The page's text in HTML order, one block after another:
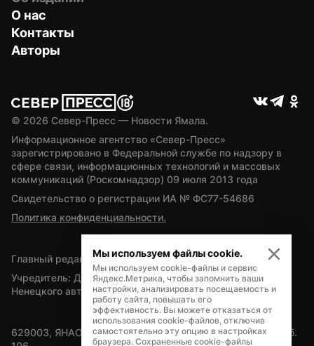
О нас
Контакты
Авторы
© 2026 Север-Пресс — Новости Ямала.
Информационное агентство «Север-Пресс»
зарегистрировано в Федеральной службе по надзору в
сфере связи, информационных технологий и массовых
коммуникаций (Роскомнадзор) 09 июля 2013 года
Свидетельство о регистрации ИА № ФС77-54686
Политика конфиденциальности.
Главный редактор — А.Л. Поздеев
Учредитель: Департамент внутренней политики Ямало-
Ненецкого автономного округа
629003, ЯНАО, Салехард, мкр. Богдана Кнунянца, д.1, каб.
Мы используем файлы cookie.
Мы используем cookie-файлы и сервис
Яндекс.Метрика, чтобы запомнить ваши
настройки, анализировать посещаемость и
работу сайта, повышать его
эффективность. Вы можете отказаться от
использования cookie-файлов, отключив
самостоятельно эту опцию в настройках
браузера. Сохраненные cookie-файлы